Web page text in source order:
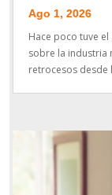
Ago 1, 2026
Hace poco tuve
sobre la industria
retrocesos desde